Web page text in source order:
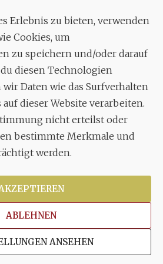
Erlebnis zu bieten, verwenden
Cookies, um
zu speichern und/oder darauf
diesen Technologien
Daten wie das Surfverhalten
dieser Website verarbeiten.
nicht erteilst oder
bestimmte Merkmale und
werden.
ABLEHNEN
ANSEHEN
Str. 18
Stuttgart
MUSIK
Leiter:
Trummer
(0)177 / 34 23 57 1
TwitterYouTube
Stuttgarter Oratorienchor e.V.Alle
vorbehalten.